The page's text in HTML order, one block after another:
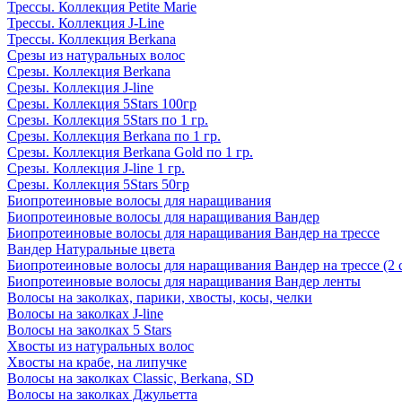
Трессы. Коллекция Petite Marie
Трессы. Коллекция J-Line
Трессы. Коллекция Berkana
Срезы из натуральных волос
Срезы. Коллекция Berkana
Срезы. Коллекция J-line
Срезы. Коллекция 5Stars 100гр
Срезы. Коллекция 5Stars по 1 гр.
Срезы. Коллекция Berkana по 1 гр.
Срезы. Коллекция Berkana Gold по 1 гр.
Срезы. Коллекция J-line 1 гр.
Срезы. Коллекция 5Stars 50гр
Биопротеиновые волосы для наращивания
Биопротеиновые волосы для наращивания Вандер
Биопротеиновые волосы для наращивания Вандер на трессе
Вандер Натуральные цвета
Биопротеиновые волосы для наращивания Вандер на трессе (2
Биопротеиновые волосы для наращивания Вандер ленты
Волосы на заколках, парики, хвосты, косы, челки
Волосы на заколках J-line
Волосы на заколках 5 Stars
Хвосты из натуральных волос
Хвосты на крабе, на липучке
Волосы на заколках Classic, Berkana, SD
Волосы на заколках Джульетта